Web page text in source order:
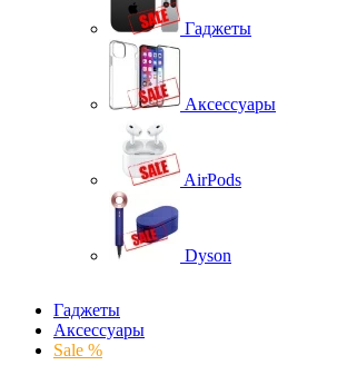
Гаджеты
Аксессуары
AirPods
Dyson
Гаджеты
Аксессуары
Sale %